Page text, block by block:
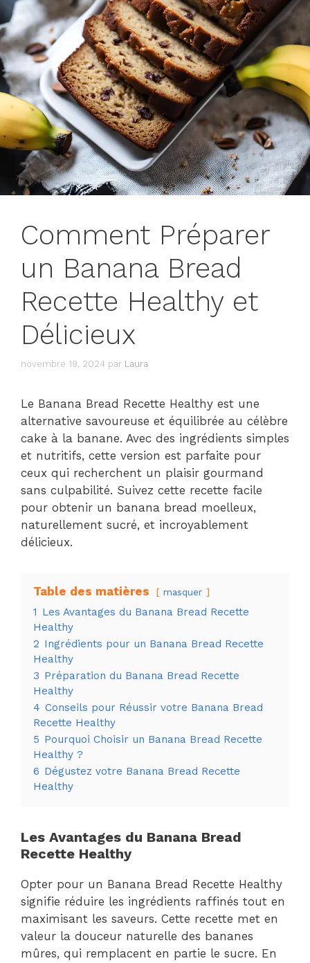
Comment Préparer
un Banana Bread
Recette Healthy et
Délicieux
novembre 19, 2024 par Laura
Le Banana Bread Recette Healthy est une
alternative savoureuse et équilibrée au célèbre
cake à la banane. Avec des ingrédients simples
et nutritifs, cette version est parfaite pour
ceux qui recherchent un plaisir gourmand
sans culpabilité. Suivez cette recette facile
pour obtenir un banana bread moelleux,
naturellement sucré, et incroyablement
délicieux.
Table des matières masquer
1 Les Avantages du Banana Bread Recette
Healthy
2 Ingrédients pour un Banana Bread Recette
Healthy
3 Préparation du Banana Bread Recette
Healthy
4 Conseils pour Réussir votre Banana Bread
Recette Healthy
5 Pourquoi Choisir un Banana Bread Recette
Healthy ?
6 Dégustez votre Banana Bread Recette
Healthy
Les Avantages du Banana Bread
Recette Healthy
Opter pour un Banana Bread Recette Healthy
signifie réduire les ingrédients raffinés tout en
maximisant les saveurs. Cette recette met en
valeur la douceur naturelle des bananes
mûres, qui remplacent en partie le sucre. En